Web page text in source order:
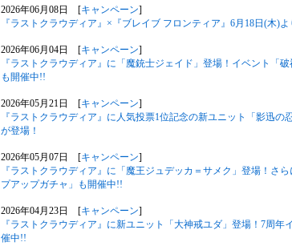
2026年06月08日 [キャンペーン]
『ラストクラウディア』×『ブレイブ フロンティア』6月18日(木)
2026年06月04日 [キャンペーン]
『ラストクラウディア』に「魔銃士ジェイド」登場！イベント「破
も開催中!!
2026年05月21日 [キャンペーン]
『ラストクラウディア』に人気投票1位記念の新ユニット「影迅の
が登場！
2026年05月07日 [キャンペーン]
『ラストクラウディア』に「魔王ジュデッカ＝サメク」登場！さ
プアップガチャ」も開催中!!
2026年04月23日 [キャンペーン]
『ラストクラウディア』に新ユニット「大神戒ユダ」登場！7周年
催中!!